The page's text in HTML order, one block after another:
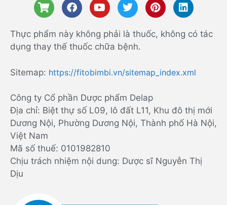
Thực phẩm này không phải là thuốc, không có tác
dụng thay thế thuốc chữa bệnh.
Sitemap: https://fitobimbi.vn/sitemap_index.xml
Công ty Cổ phần Dược phẩm Delap
Địa chỉ: Biệt thự số L09, lô đất L11, Khu đô thị mới
Dương Nội, Phường Dương Nội, Thành phố Hà Nội,
Việt Nam
Mã số thuế: 0101982810
Chịu trách nhiệm nội dung: Dược sĩ Nguyễn Thị
Dịu